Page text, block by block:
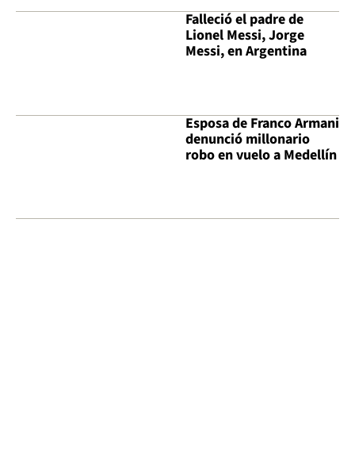
Falleció el padre de
Lionel Messi, Jorge
Messi, en Argentina
Esposa de Franco Armani
denunció millonario
robo en vuelo a Medellín